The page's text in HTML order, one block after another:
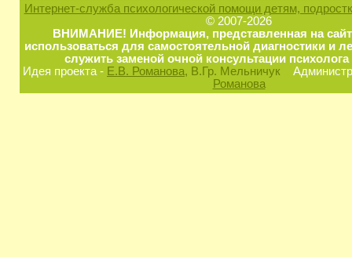
Интернет-служба психологической помощи детям,
© 2007-2026
ВНИМАНИЕ! Информация, представленная на
использоваться для самостоятельной диагностики и
служить заменой очной консультации
Идея проекта - Е.В. Романова, В.Гр. Мельничук
Романова